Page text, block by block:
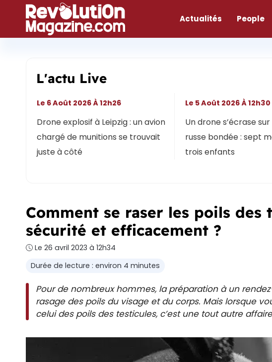
contenu
Actualités People
L'actu Live
Drone explosif à Leipzig : un avion
chargé de munitions se trouvait
juste à côté
Le 6 Août 2026 À 12h26
Un drone s’écrase
russe bondée : sept
trois enfants
Le 5 Août 2026 À 12h30
Comment se raser les poils des
sécurité et efficacement ?
Le 26 avril 2023 à 12h34
Durée de lecture : environ 4 minutes
Pour de nombreux hommes, la préparation à un
rasage des poils du visage et du corps. Mais lorsque
celui des poils des testicules, c’est une tout autre